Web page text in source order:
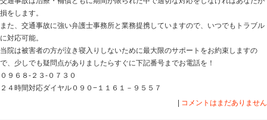
効果の薄い治療では頻度をあげて通院しようとは思わな
整骨院ではどうでしょうか？
病院に比べると待ち時間は圧倒的に少なく、手を使った
そうなると・・・
これ以上は言いませんが、交通事故治療というのはこの
で、被害者が納得できないまま終わることが非常に多い